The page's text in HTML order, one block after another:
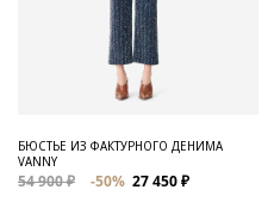
БЮСТЬЕ ИЗ ФАКТУРНОГО ДЕНИМА
VANNY
54 900 ₽ -50% 27 450 ₽